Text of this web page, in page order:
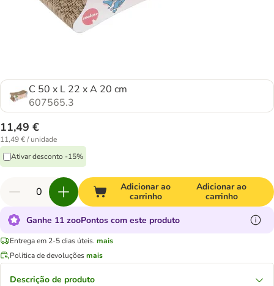
C 50 x L 22 x A 20 cm
607565.3
11,49 €
11,49 € / unidade
Ativar desconto -15%
Adicionar ao
carrinho
Adicionar ao
carrinho
Ganhe 11 zooPontos com este produto
Entrega em 2-5 dias úteis. mais
Política de devoluçõesmais
Descrição de produto